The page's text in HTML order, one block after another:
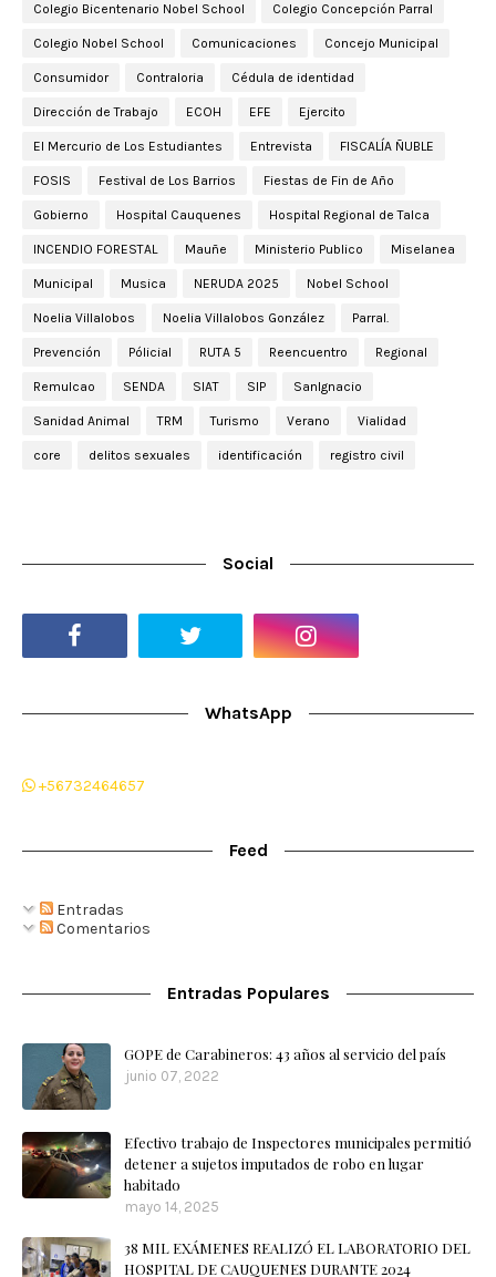
Colegio Bicentenario Nobel School Colegio Concepción Parral
Colegio Nobel School Comunicaciones Concejo Municipal
Consumidor Contraloria Cédula de identidad
Dirección de Trabajo ECOH EFE Ejercito
El Mercurio de Los Estudiantes Entrevista FISCALÍA ÑUBLE
FOSIS Festival de Los Barrios Fiestas de Fin de Año
Gobierno Hospital Cauquenes Hospital Regional de Talca
INCENDIO FORESTAL Mauñe Ministerio Publico Miselanea
Municipal Musica NERUDA 2025 Nobel School
Noelia Villalobos Noelia Villalobos González Parral.
Prevención Pólicial RUTA 5 Reencuentro Regional
Remulcao SENDA SIAT SIP SanIgnacio
Sanidad Animal TRM Turismo Verano Vialidad
core delitos sexuales identificación registro civil
Social
WhatsApp
+56732464657
Feed
Entradas
Comentarios
Entradas Populares
GOPE de Carabineros: 43 años al servicio del país
junio 07, 2022
Efectivo trabajo de Inspectores municipales permitió
detener a sujetos imputados de robo en lugar
habitado
mayo 14, 2025
38 MIL EXÁMENES REALIZÓ EL LABORATORIO DEL
HOSPITAL DE CAUQUENES DURANTE 2024